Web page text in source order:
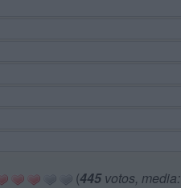
(445votos, media: